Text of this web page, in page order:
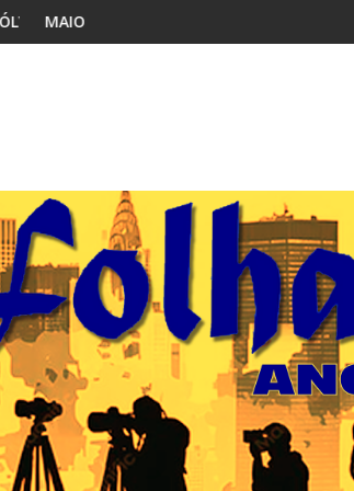
AFRICANOS QUER MIGRAR